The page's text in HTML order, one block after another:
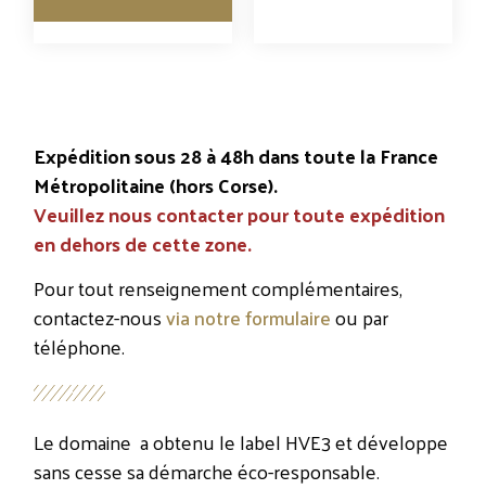
Expédition sous 28 à 48h dans toute la France
Métropolitaine (hors Corse).
Veuillez nous contacter pour toute expédition
en dehors de cette zone.
Pour tout renseignement complémentaires,
contactez-nousvia notre formulaireou par
téléphone.
Le domaine a obtenu le label HVE3 et développe
sans cesse sa démarche éco-responsable.